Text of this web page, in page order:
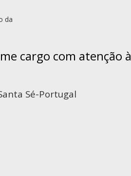
da
cargo com atenção
Sé-Portugal